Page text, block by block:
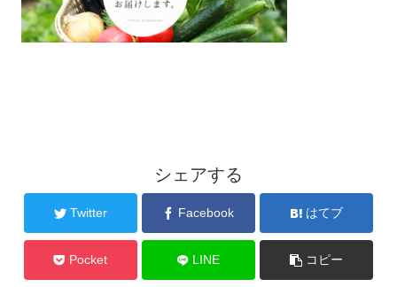
シェアする
Twitter Facebook はてブ
Pocket LINE コピー